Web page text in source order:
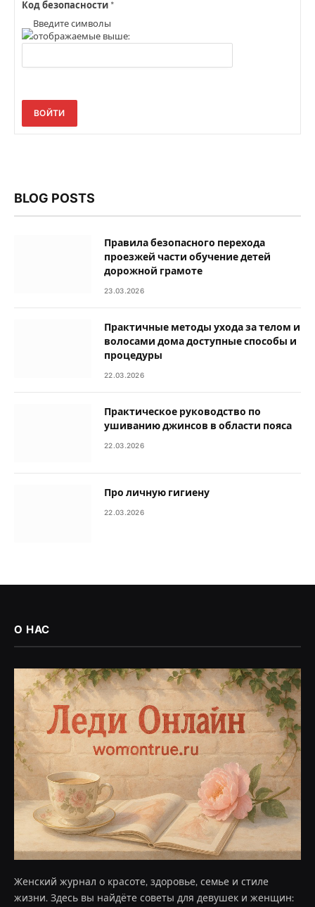
Код безопасности *
Введите символы
отображаемые выше:
ВОЙТИ
BLOG POSTS
Правила безопасного перехода
проезжей части обучение детей
дорожной грамоте
23.03.2026
Практичные методы ухода за телом и
волосами дома доступные способы и
процедуры
22.03.2026
Практическое руководство по
ушиванию джинсов в области пояса
22.03.2026
Про личную гигиену
22.03.2026
О НАС
Женский журнал о красоте, здоровье, семье и стиле
жизни. Здесь вы найдёте советы для девушек и женщин: